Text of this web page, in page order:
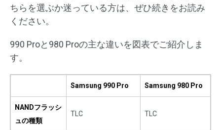
ちらを選ぶか迷っている方は、ぜひ続きをお読み
ください。
990 Proと980 Proの主な違いを図表でご紹介しま
す。
Samsung 990 Pro Samsung 980 Pro
NANDフラッシ
ュの種類
TLC TLC